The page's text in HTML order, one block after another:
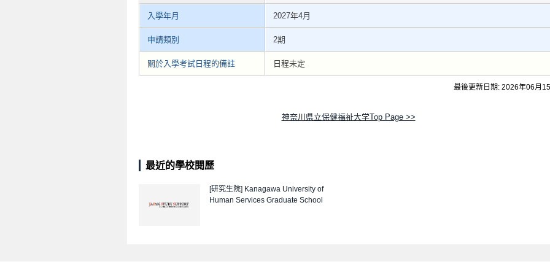
入學年月 2027年4月
申請類別 2期
關於入學考試日程的備註 日程未定
最後更新日期: 2026年06月
神奈川県立保健福祉大学Top Page >>
最近的學校閱歷
[研究生院] Kanagawa University of
Human Services Graduate School